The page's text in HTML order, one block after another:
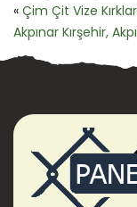
« Çim Çit Vize
Akpınar Kırşehir,